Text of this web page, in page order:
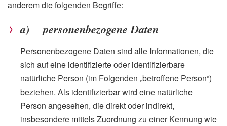
anderem die folgenden Begriffe:
a) personenbezogene Daten
Personenbezogene Daten sind alle Informationen, die
sich auf eine identifizierte oder identifizierbare
natürliche Person (im Folgenden „betroffene Person“)
beziehen. Als identifizierbar wird eine natürliche
Person angesehen, die direkt oder indirekt,
insbesondere mittels Zuordnung zu einer Kennung wie